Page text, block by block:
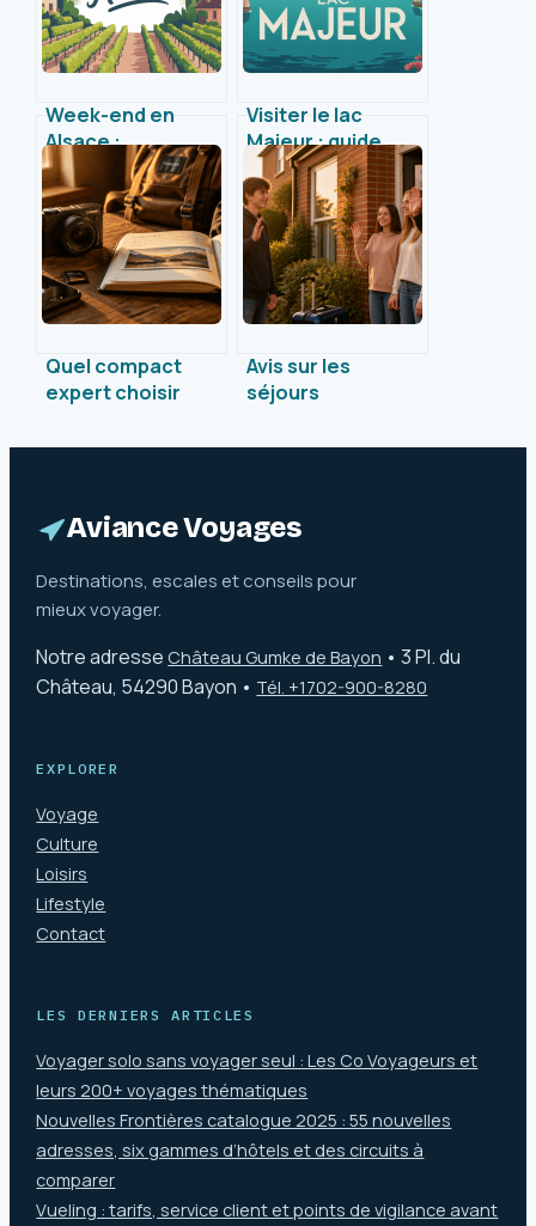
Week-end en
Alsace :
expériences
uniques à vivre le
temps d’une
escapade
Visiter le lac
Majeur : guide
complet pour
vivre une
expérience
inoubliable
Quel compact
expert choisir
critères pour des
Avis sur les
séjours
5 points de
réussi
Aviance Voyages
Destinations, escales et conseils pour
mieux voyager.
Notre adresse Château Gumke de Bayon •3 Pl. du
Château, 54290 Bayon • Tél. +1702-900-8280
EXPLORER
Voyage
Culture
Loisirs
Lifestyle
Contact
LES DERNIERS ARTICLES
Voyager solo sans voyager seul : Les Co Voyageurs et
leurs 200+ voyages thématiques
Nouvelles Frontières catalogue 2025 : 55 nouvelles
adresses, six gammes d’hôtels et des circuits à
comparer
Vueling : tarifs, service client et points de vigilance avant